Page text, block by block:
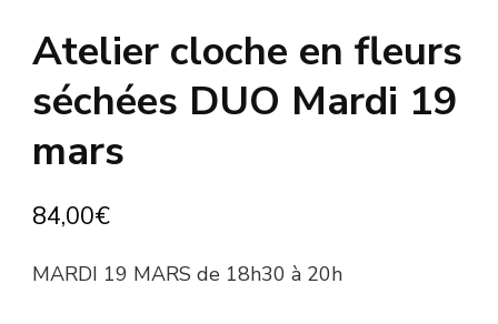
Atelier cloche en fleurs
séchées DUO Mardi 19
mars
84,00€
MARDI 19 MARS de 18h30 à 20h